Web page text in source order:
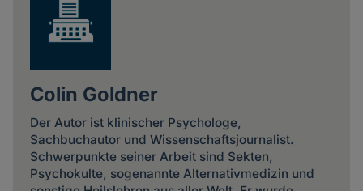
Colin Goldner
Der Autor ist klinischer Psychologe,
Sachbuchautor und Wissenschaftsjournalist.
Schwerpunkte seiner Arbeit sind Sekten,
Psychokulte, sogenannte Alternativmedizin und